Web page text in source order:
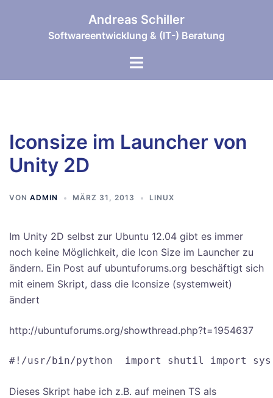
Andreas Schiller
Softwareentwicklung & (IT-) Beratung
Menü
Iconsize im Launcher von
Unity 2D
VON ADMIN MÄRZ 31, 2013 LINUX
Im Unity 2D selbst zur Ubuntu 12.04 gibt es immer
noch keine Möglichkeit, die Icon Size im Launcher zu
ändern. Ein Post auf ubuntuforums.org beschäftigt sich
mit einem Skript, dass die Iconsize (systemweit)
ändert
http://ubuntuforums.org/showthread.php?t=1954637
#!/usr/bin/python  import shutil import
Dieses Skript habe ich z.B. auf meinen TS als